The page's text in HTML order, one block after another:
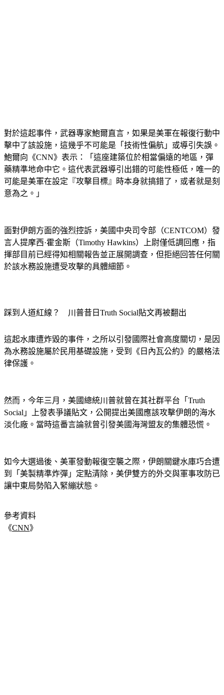
對於這起事件，武器專家鮑爾直言，如果是美軍在報復行動中
擊中了該設施，這幾乎不可能是「技術性偏航」或導引失誤。
鮑爾向《CNN》表示：「這座建築位於相當偏遠的地區，彈
藥精準地命中它。這代表武器導引出錯的可能性極低，唯一的
可能是美軍在設定『攻擊目標』時本身就搞錯了，或者就是刻
意為之。」
面對伊朗方面的強烈控訴，美國中央司令部（CENTCOM）發
言人提摩西·霍金斯（Timothy Hawkins）上尉僅低調回應，指
揮部目前已經得知相關報告並正展開調查，但拒絕回答任何關
於該水務設施遭受攻擊的具體細節。
踩到人道紅線？　川普昔日Truth Social貼文再被翻出
這起水庫遭炸毀的事件，之所以引發國際社會高度關切，是因
為水務設施屬於民用基礎設施，受到《日內瓦公約》的嚴格法
律保護。
然而，今年三月，美國總統川普就曾在其社群平台「Truth
Social」上發表爭議貼文，公開提出美國應該攻擊伊朗的海水
淡化廠。當時這番言論就曾引發美國海灣盟友的集體恐慌。
如今大選過後、美軍發動報復空襲之際，伊朗關鍵水庫巧合遭
到「美製精準炸彈」定點清除，美伊雙方的外交與軍事攻防已
讓中東局勢陷入緊繃狀態。
參考資料
《CNN》